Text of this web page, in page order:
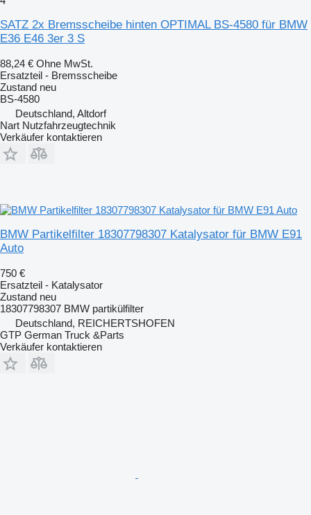
SATZ 2x Bremsscheibe hinten OPTIMAL BS-4580 für BMW
E36 E46 3er 3 S
88,24 € Ohne MwSt.
Ersatzteil - Bremsscheibe
Zustand neu
BS-4580
Deutschland, Altdorf
Nart Nutzfahrzeugtechnik
Verkäufer kontaktieren
BMW Partikelfilter 18307798307 Katalysator für BMW E91
Auto
750 €
Ersatzteil - Katalysator
Zustand neu
18307798307 BMW partikülfilter
Deutschland, REICHERTSHOFEN
GTP German Truck &Parts
Verkäufer kontaktieren